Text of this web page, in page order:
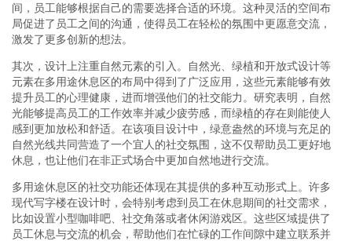
间，员工能够根据自己的需要选择合适的环境。这种灵活的空间布
局促进了员工之间的沟通，使得员工在轻松的氛围中更愿意交流，
激发了更多创新的想法。
其次，设计上注重自然元素的引入。自然光、绿植和开放式设计等
元素在多用途休息区的布局中得到了广泛应用，这些元素能够有效
提升员工的心理健康，进而增强他们的社交能力。研究表明，自然
光能够提高员工的工作效率并减少疲劳感，而绿植的存在则能使人
感到更加放松和舒适。在该项目设计中，绿意盎然的环境与充足的
自然光线共同营造了一个宜人的社交氛围，这不仅帮助员工更好地
休息，也让他们在非正式场合中更加自然地进行交流。
多用途休息区的社交功能还体现在其提供的多种互动形式上。许多
现代写字楼在设计时，会特别考虑到员工在休息期间的社交需求，
比如设置小型咖啡吧、社交角落或者休闲游戏区。这些区域提供了
员工休息与交流的机会，帮助他们在忙碌的工作间隙中建立联系并